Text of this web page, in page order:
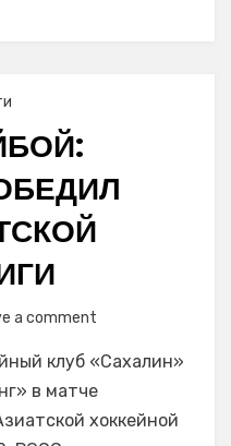
a comment
с
шайбой:
«Сахалин»
клуб «Сахалин»
в матче
хоккейной